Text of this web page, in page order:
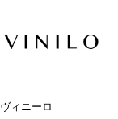
ヴィニーロ